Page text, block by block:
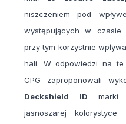
niszczeniem pod
występujących w czasie
przy tym korzystnie
hali. W odpowiedzi na te
CPG zaproponowali
Deckshield ID marki
jasnoszarej kolorystyce